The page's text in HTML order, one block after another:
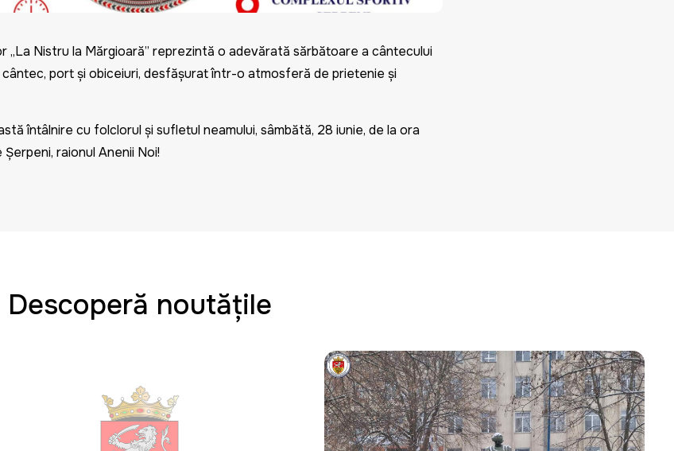
„La Nistru la Mărgioară” reprezintă o adevărată sărbătoare a cântecului
cântec, port și obiceiuri, desfășurat într-o atmosferă de prietenie și
întâlnire cu folclorul și sufletul neamului, sâmbătă, 28 iunie, de la ora
raionul Anenii Noi!
Descoperă noutățile